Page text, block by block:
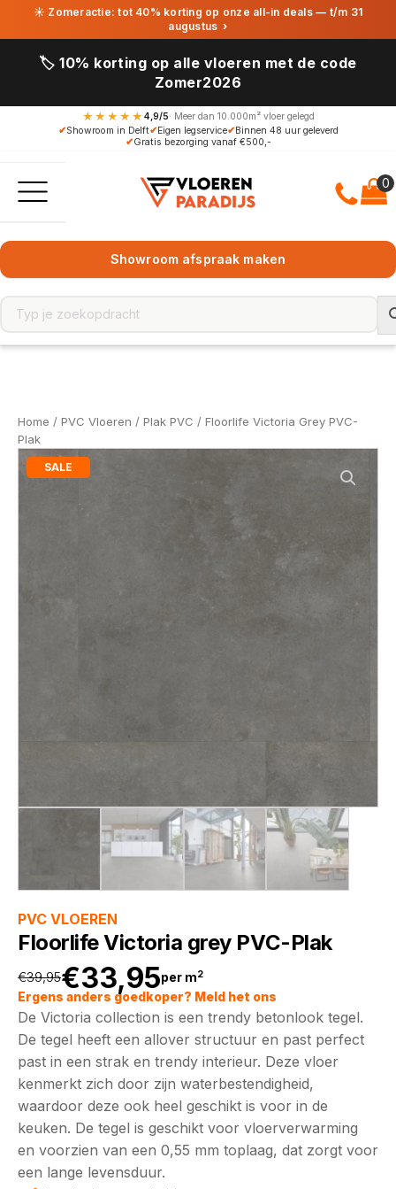
☀ Zomeractie: tot 40% korting op onze all-in deals — t/m 31
augustus ›
🏷️ 10% korting op alle vloeren met de code
Zomer2026
★★★★★ 4,9/5· Meer dan 10.000m² vloer gelegd
✔Showroom in Delft✔Eigen legservice✔Binnen 48 uur geleverd
✔Gratis bezorging vanaf €500,-
Showroom afspraak maken
Home / PVC Vloeren / Plak PVC / Floorlife Victoria Grey PVC-
Plak
SALE
PVC VLOEREN
Floorlife Victoria grey PVC-Plak
€39,95
Oorspronkelijke
prijs
was:
€39,95.
€33,95
Huidige
prijs
is:
€33,95.
per m2
Ergens anders goedkoper? Meld het ons
De Victoria collection is een trendy betonlook tegel.
De tegel heeft een allover structuur en past perfect
past in een strak en trendy interieur. Deze vloer
kenmerkt zich door zijn waterbestendigheid,
waardoor deze ook heel geschikt is voor in de
keuken. De tegel is geschikt voor vloerverwarming
en voorzien van een 0,55 mm toplaag, dat zorgt voor
een lange levensduur.